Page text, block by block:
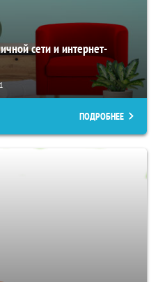
сети и интернет-
ПОДРОБНЕЕ